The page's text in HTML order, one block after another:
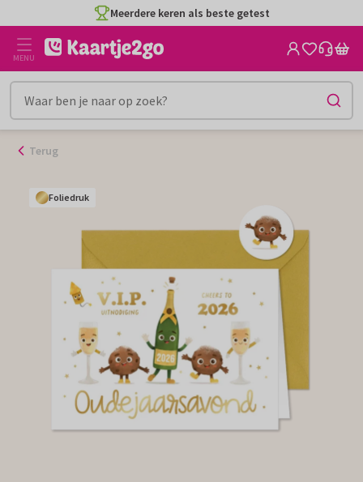
naar
inhoud
Meerdere keren als beste getest
MENU
Terug
Foliedruk
Foliedruk
Foliedruk
Foliedruk
Foliedruk